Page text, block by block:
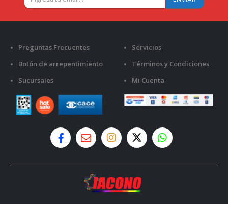
Preguntas Frecuentes
Botón de arrepentimiento
Sucursales
Servicios
Términos y Condiciones
Mi Cuenta